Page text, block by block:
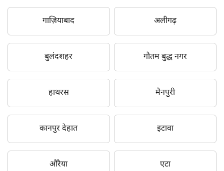
गाज़ियाबाद अलीगढ़
बुलंदशहर गौतम बुद्ध नगर
हाथरस मैनपुरी
कानपुर देहात इटावा
औरैया एटा